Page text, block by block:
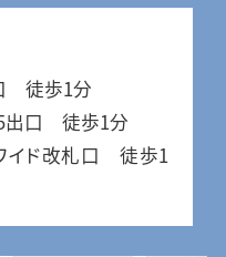
徒歩1分
出口 徒歩1分
イド改札口 徒歩1